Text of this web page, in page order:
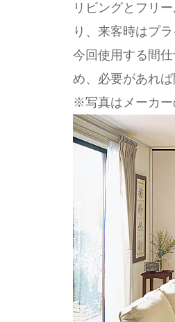
リビングとフリ
り、来客時はプ
今回使用する間
め、必要があれ
※写真はメーカー